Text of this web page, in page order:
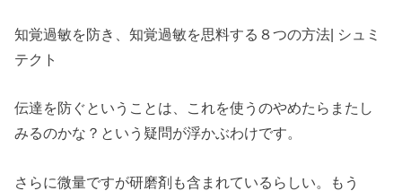
知覚過敏を防き、知覚過敏を思料する８つの方法| シュミ
テクト
伝達を防ぐということは、これを使うのやめたらまたし
みるのかな？という疑問が浮かぶわけです。
さらに微量ですが研磨剤も含まれているらしい。もう